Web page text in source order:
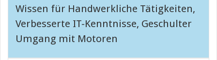
Wissen für Handwerkliche Tätigkeiten,
Verbesserte IT-Kenntnisse, Geschulter
Umgang mit Motoren